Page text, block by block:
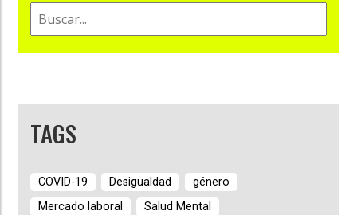
TAGS
COVID-19 Desigualdad
género
Mercado laboral
Salud Mental